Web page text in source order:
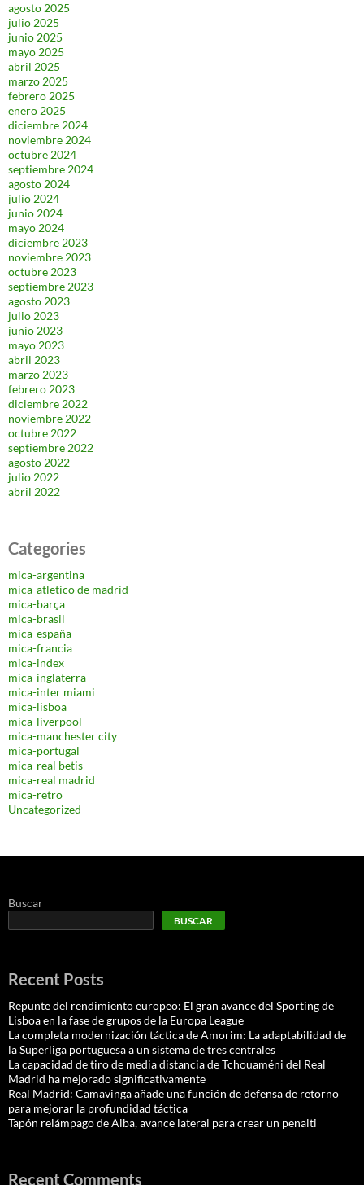
agosto 2025
julio 2025
junio 2025
mayo 2025
abril 2025
marzo 2025
febrero 2025
enero 2025
diciembre 2024
noviembre 2024
octubre 2024
septiembre 2024
agosto 2024
julio 2024
junio 2024
mayo 2024
diciembre 2023
noviembre 2023
octubre 2023
septiembre 2023
agosto 2023
julio 2023
junio 2023
mayo 2023
abril 2023
marzo 2023
febrero 2023
diciembre 2022
noviembre 2022
octubre 2022
septiembre 2022
agosto 2022
julio 2022
abril 2022
Categories
mica-argentina
mica-atletico de madrid
mica-barça
mica-brasil
mica-españa
mica-francia
mica-index
mica-inglaterra
mica-inter miami
mica-lisboa
mica-liverpool
mica-manchester city
mica-portugal
mica-real betis
mica-real madrid
mica-retro
Uncategorized
Buscar
BUSCAR
Recent Posts
Repunte del rendimiento europeo: El gran avance del Sporting de
Lisboa en la fase de grupos de la Europa League
La completa modernización táctica de Amorim: La adaptabilidad de
la Superliga portuguesa a un sistema de tres centrales
La capacidad de tiro de media distancia de Tchouaméni del Real
Madrid ha mejorado significativamente
Real Madrid: Camavinga añade una función de defensa de retorno
para mejorar la profundidad táctica
Tapón relámpago de Alba, avance lateral para crear un penalti
Recent Comments